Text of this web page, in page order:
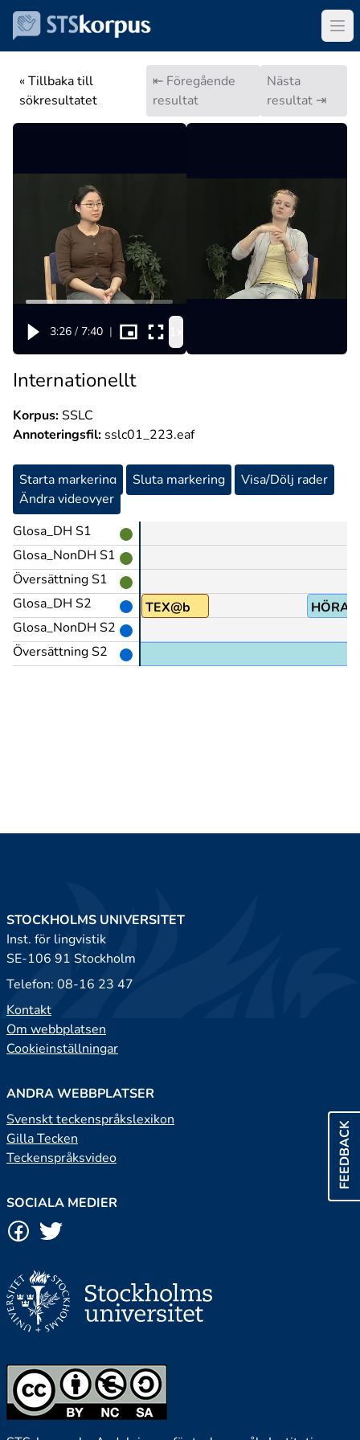
« Tillbaka till
sökresultatet
⇤ Föregående
resultat
Nästa
resultat ⇥
3:26 / 7:40 |
Internationellt
Korpus:SSLC
Annoteringsfil: sslc01_223.eaf
Starta markering Sluta markering
Visa/Dölj rader
Ändra videovyer
Glosa_DH S1
Glosa_NonDH S1
Översättning S1
Glosa_DH S2
Glosa_NonDH S2
Översättning S2
PÅ TEX@b
FEEDBACK
STOCKHOLMS UNIVERSITET
Inst. för lingvistik
SE-106 91 Stockholm
Telefon: 08-16 23 47
Kontakt
Om webbplatsen
Cookieinställningar
ANDRA WEBBPLATSER
Svenskt teckenspråkslexikon
Gilla Tecken
Teckenspråksvideo
SOCIALA MEDIER